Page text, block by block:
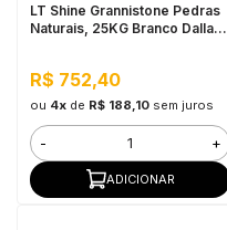
LT Shine Grannistone Pedras
Naturais, 25KG Branco Dallas
R$ 752,40
ou 4xde R$ 188,10 sem juros
- +
ADICIONAR